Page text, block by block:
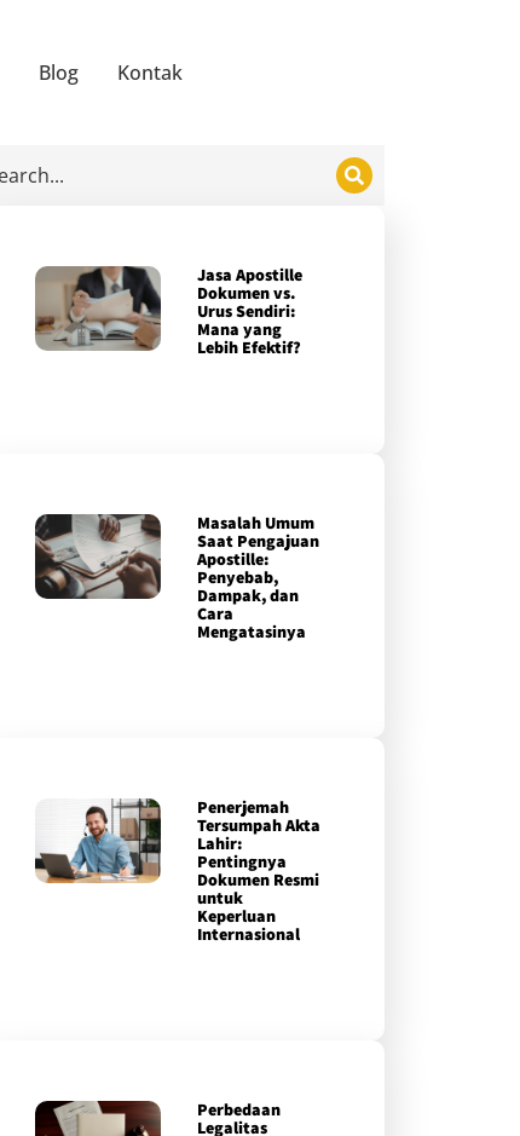
Blog Kontak
Jasa Apostille
Dokumen vs.
Urus Sendiri:
Mana yang
Lebih Efektif?
Masalah Umum
Saat Pengajuan
Apostille:
Penyebab,
Dampak, dan
Cara
Mengatasinya
Penerjemah
Tersumpah Akta
Lahir:
Pentingnya
Dokumen Resmi
untuk
Keperluan
Internasional
Perbedaan
Legalitas